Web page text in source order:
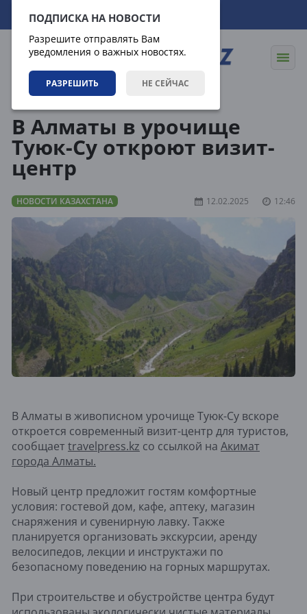
ПОДПИСКА НА НОВОСТИ
Разрешите отправлять Вам
уведомления о важных новостях.
РАЗРЕШИТЬ НЕ СЕЙЧАС
08.08.2026 07:00:44
В Алматы в урочище
Туюк-Су откроют визит-
центр
НОВОСТИ КАЗАХСТАНА 12.02.2025 12:46
В Алматы в живописном урочище Туюк-Су вскоре
откроется современный визит-центр для туристов,
сообщает travelpress.kz со ссылкой на Акимат
города Алматы.
Новый центр предложит гостям комфортные
условия: гостевой дом, кафе, аптеку, магазин
снаряжения и сувенирную лавку. Также
планируется организовать экскурсии, аренду
велосипедов, лекции и инструктажи по
безопасному поведению на горных маршрутах.
При строительстве и обустройстве центра будут